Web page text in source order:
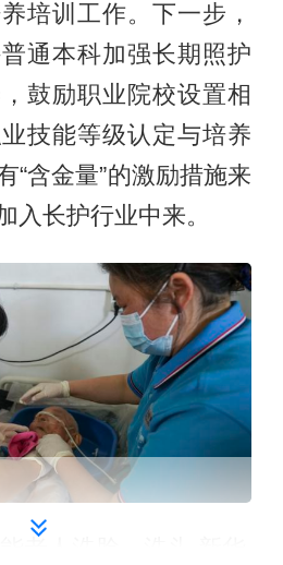
培训工作。下一步，
通本科加强长期照护
鼓励职业院校设置相
技能等级认定与培养
“含金量”的激励措施来
入长护行业中来。